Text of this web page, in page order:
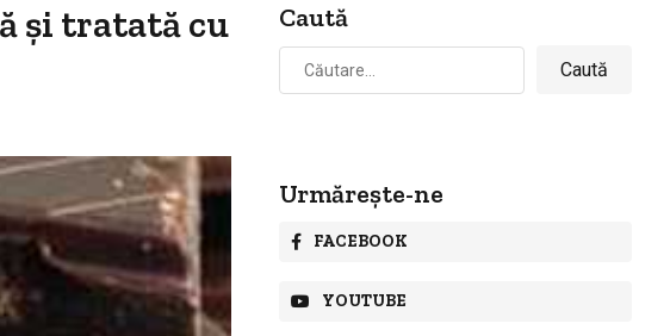
şi tratată cu
Caută
Caută
după:
Urmărește-ne
FACEBOOK
YOUTUBE